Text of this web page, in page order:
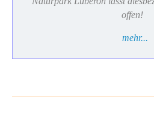
offen!
mehr...